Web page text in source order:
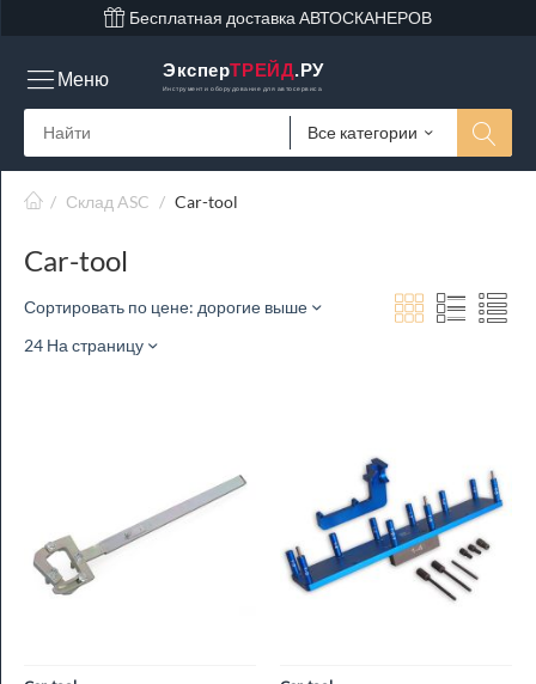
Бесплатная доставка АВТОСКАНЕРОВ
ЭксперТРЕЙД.РУ
Инструмент и оборудование для автосервиса
Все категории
Меню
/ Склад ASC / Car-tool
Car-tool
Сортировать по цене: дорогие выше
24 На страницу